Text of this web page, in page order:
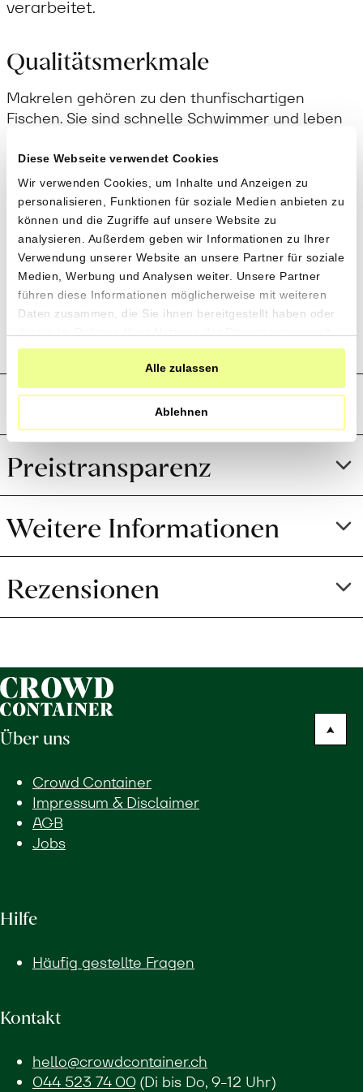
Diese Webseite verwendet Cookies
Wir verwenden Cookies, um Inhalte und Anzeigen zu
personalisieren, Funktionen für soziale Medien anbieten zu
können und die Zugriffe auf unsere Website zu
analysieren. Außerdem geben wir Informationen zu Ihrer
Verwendung unserer Website an unsere Partner für soziale
Medien, Werbung und Analysen weiter. Unsere Partner
führen diese Informationen möglicherweise mit weiteren
Daten zusammen, die Sie ihnen bereitgestellt haben oder
haben.
Alle zulassen
Ablehnen
verarbeitet.
Qualitätsmerkmale
Makrelen gehören zu den thunfischartigen
Fischen. Sie sind schnelle Schwimmer und leben
nahe am Meeresboden auf und fressen kaum. Im
Frühling wandern sie in wärmere, obere
Wasserschichten, wo sie sich fortpflanzen. Die
Makrele ist kleiner als viele andere Speisefische
und reichert deshalb weniger Schwermetalle an.
Aufgrund ihres tieferen trophischen Niveaus gilt
sie grundsätzlich als widerstandsfähiger
gegenüber Fischereidruck als grosse Raubfische
wie Thunfisch.
Produktion und Anbau
Preistransparenz
Weitere Informationen
Rezensionen
Über uns
Crowd Container
Impressum & Disclaimer
AGB
Jobs
Hilfe
Häufig gestellte Fragen
Kontakt
hello@crowdcontainer.ch
044 523 74 00(Di bis Do, 9-12 Uhr)